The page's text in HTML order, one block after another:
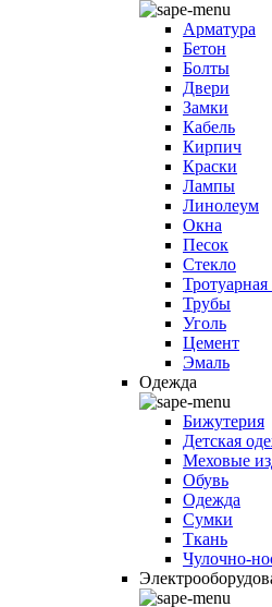
Арматура
Бетон
Болты
Двери
Замки
Кабель
Кирпич
Краски
Лампы
Линолеум
Окна
Песок
Стекло
Тротуарная
Трубы
Уголь
Цемент
Эмаль
Одежда
Бижутерия
Детская
Меховые
Обувь
Одежда
Сумки
Ткань
Чулочно-